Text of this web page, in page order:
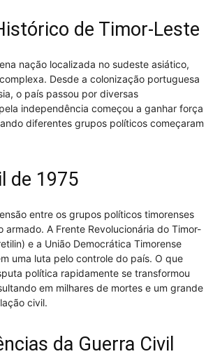
de Timor-Leste
nação localizada no sudeste asiático,
Desde a colonização portuguesa
o país passou por diversas
independência começou a ganhar força
diferentes grupos políticos começaram
de 1975
entre os grupos políticos timorenses
armado. A Frente Revolucionária do Timor-
e a União Democrática Timorense
uma luta pelo controle do país. O que
política rapidamente se transformou
em milhares de mortes e um grande
civil.
da Guerra Civil